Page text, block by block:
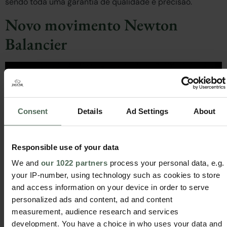
Consent Details Ad Settings About
Responsible use of your data
We and our 1022 partners process your personal data, e.g.
your IP-number, using technology such as cookies to store
and access information on your device in order to serve
personalized ads and content, ad and content
measurement, audience research and services
development. You have a choice in who uses your data and
Novo movimento Newton
Balancier
As mais belas peças da Jaguar escondem um
protagonista: descubra o movimento Newton Balancier. O
mais recente lançamento do departamento de I&D do
grupo.